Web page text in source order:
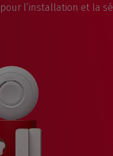
l’installation et la